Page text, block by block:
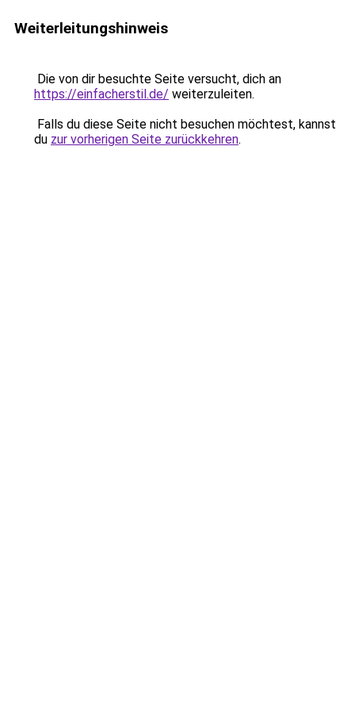
Weiterleitungshinweis
Die von dir besuchte Seite versucht, dich an
https://einfacherstil.de/ weiterzuleiten.
Falls du diese Seite nicht besuchen möchtest, kannst
du zur vorherigen Seite zurückkehren.